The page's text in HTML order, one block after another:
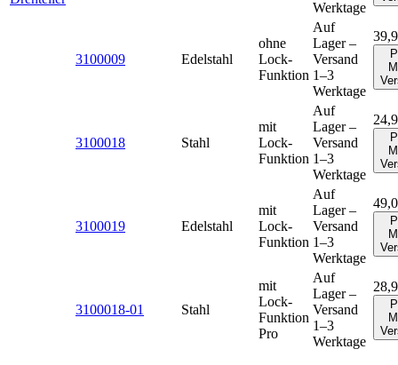
Werktage
3100009 Edelstahl
ohne
Lock-
Funktion
Auf
Lager –
Versand
1–3
Werktage
3100018 Stahl
mit
Lock-
Funktion
Auf
Lager –
Versand
1–3
Werktage
3100019 Edelstahl
mit
Lock-
Funktion
Auf
Lager –
Versand
1–3
Werktage
3100018-01 Stahl
mit
Lock-
Funktion
Pro
Auf
Lager –
Versand
1–3
Werktage